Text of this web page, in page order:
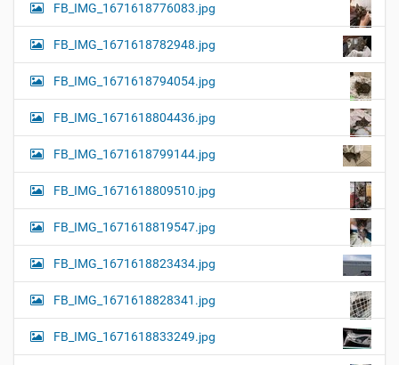
FB_IMG_1671618776083.jpg
FB_IMG_1671618782948.jpg
FB_IMG_1671618794054.jpg
FB_IMG_1671618804436.jpg
FB_IMG_1671618799144.jpg
FB_IMG_1671618809510.jpg
FB_IMG_1671618819547.jpg
FB_IMG_1671618823434.jpg
FB_IMG_1671618828341.jpg
FB_IMG_1671618833249.jpg